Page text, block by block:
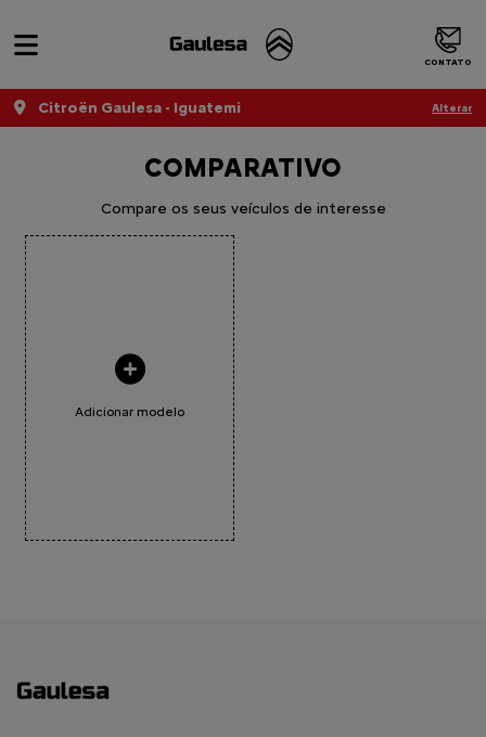
CONTATO
Citroën Gaulesa - Iguatemi Alterar
COMPARATIVO
Compare os seus veículos de interesse
Adicionar modelo